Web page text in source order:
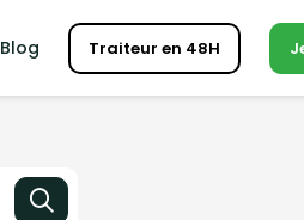
Blog Traiteur en 48H